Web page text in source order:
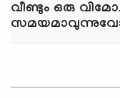
വീണ്ടും ഒരു